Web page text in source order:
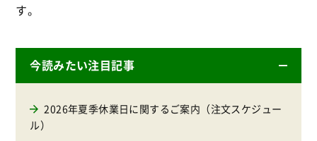
す。
今読みたい注目記事
2026年夏季休業日に関するご案内（注文スケジュー
ル）